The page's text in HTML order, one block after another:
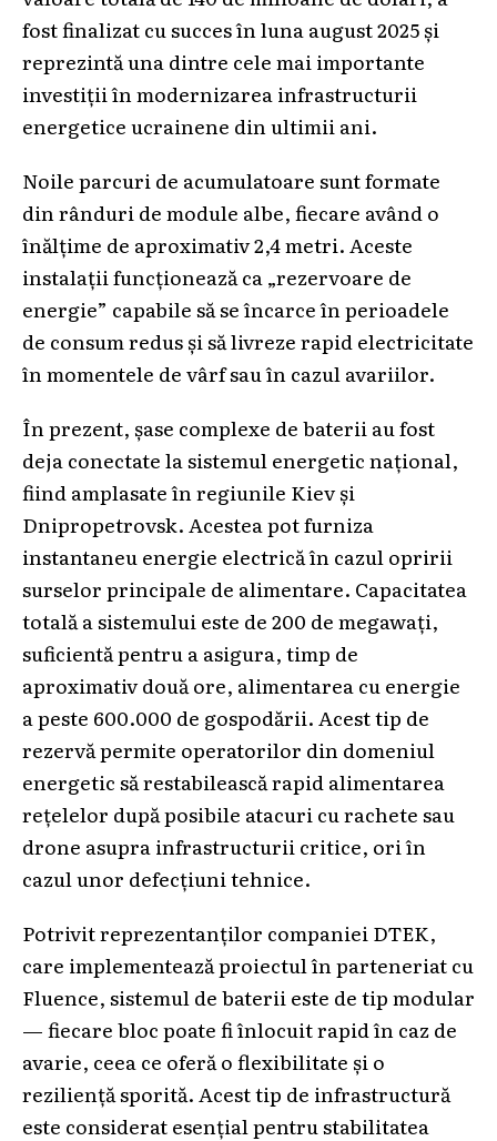
fost finalizat cu succes în luna august 2025 și
reprezintă una dintre cele mai importante
investiții în modernizarea infrastructurii
energetice ucrainene din ultimii ani.
Noile parcuri de acumulatoare sunt formate
din rânduri de module albe, fiecare având o
înălțime de aproximativ 2,4 metri. Aceste
instalații funcționează ca „rezervoare de
energie” capabile să se încarce în perioadele
de consum redus și să livreze rapid electricitate
în momentele de vârf sau în cazul avariilor.
În prezent, șase complexe de baterii au fost
deja conectate la sistemul energetic național,
fiind amplasate în regiunile Kiev și
Dnipropetrovsk. Acestea pot furniza
instantaneu energie electrică în cazul opririi
surselor principale de alimentare. Capacitatea
totală a sistemului este de 200 de megawați,
suficientă pentru a asigura, timp de
aproximativ două ore, alimentarea cu energie
a peste 600.000 de gospodării. Acest tip de
rezervă permite operatorilor din domeniul
energetic să restabilească rapid alimentarea
rețelelor după posibile atacuri cu rachete sau
drone asupra infrastructurii critice, ori în
cazul unor defecțiuni tehnice.
Potrivit reprezentanților companiei DTEK,
care implementează proiectul în parteneriat cu
Fluence, sistemul de baterii este de tip modular
— fiecare bloc poate fi înlocuit rapid în caz de
avarie, ceea ce oferă o flexibilitate și o
reziliență sporită. Acest tip de infrastructură
este considerat esențial pentru stabilitatea